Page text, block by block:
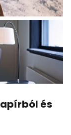
és